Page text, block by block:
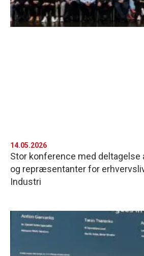
Stor konference med deltagelse
og repræsentanter for
Industri
14.05.2026